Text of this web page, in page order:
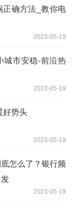
正确方法_教你电
2023-05-19
城市安稳-前沿热
2023-05-19
好势头
2023-05-19
怎么了？银行频
2023-05-19